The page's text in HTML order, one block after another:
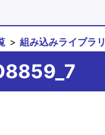
組み込みライブラリ